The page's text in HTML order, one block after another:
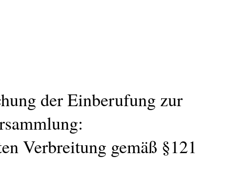
der Einberufung zur
Verbreitung gemäß §121